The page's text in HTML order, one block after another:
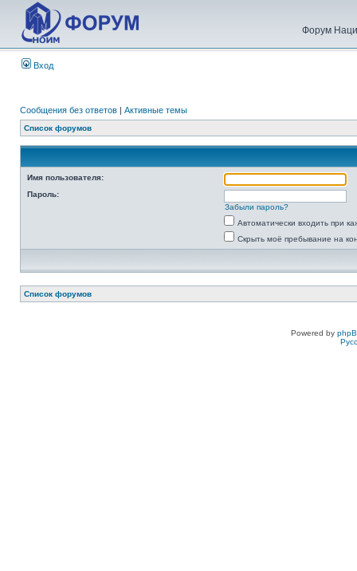
Форум
Вход
Сообщения без ответов | Активные темы
Список форумов
Имя пользователя:
Пароль:
Забыли пароль?
Автоматически входить при
Скрыть моё пребывание на
Список форумов
Powered by